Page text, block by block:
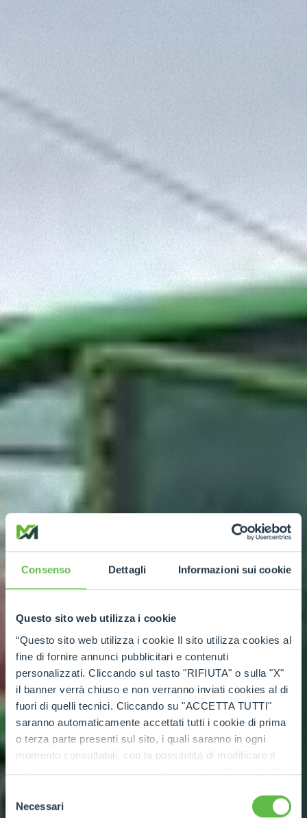
Consenso Dettagli Informazioni sui cookie
Questo sito web utilizza i cookie
“Questo sito web utilizza i cookie Il sito utilizza cookies al
fine di fornire annunci pubblicitari e contenuti
personalizzati. Cliccando sul tasto "RIFIUTA" o sulla "X"
il banner verrà chiuso e non verranno inviati cookies al di
fuori di quelli tecnici. Cliccando su "ACCETTA TUTTI"
saranno automaticamente accettati tutti i cookie di prima
o terza parte presenti sul sito, i quali saranno in ogni
momento consultabili, con la possibilità di modificare il
consenso prestato per ogni singolo cookie. Come fare?
ogni pagina, selezionare "Modifichi il suo consenso" e
Selezione
delNecessari